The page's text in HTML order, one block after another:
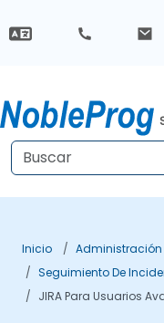
Inicio
Administración
Seguimiento De
JIRA Para Usuarios